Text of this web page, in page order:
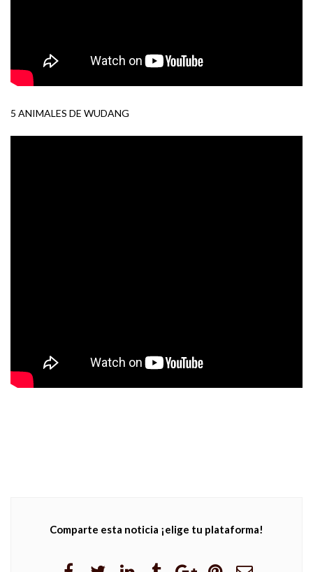
5 ANIMALES DE WUDANG
Comparte esta noticia ¡elige tu plataforma!